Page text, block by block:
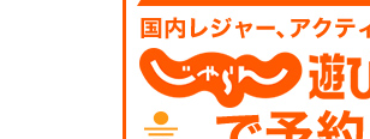
【い
なべ
市大
安
町】